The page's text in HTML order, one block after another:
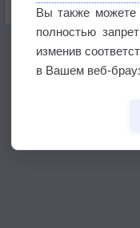
Вы также можете
полностью
изменив
в Вашем веб-